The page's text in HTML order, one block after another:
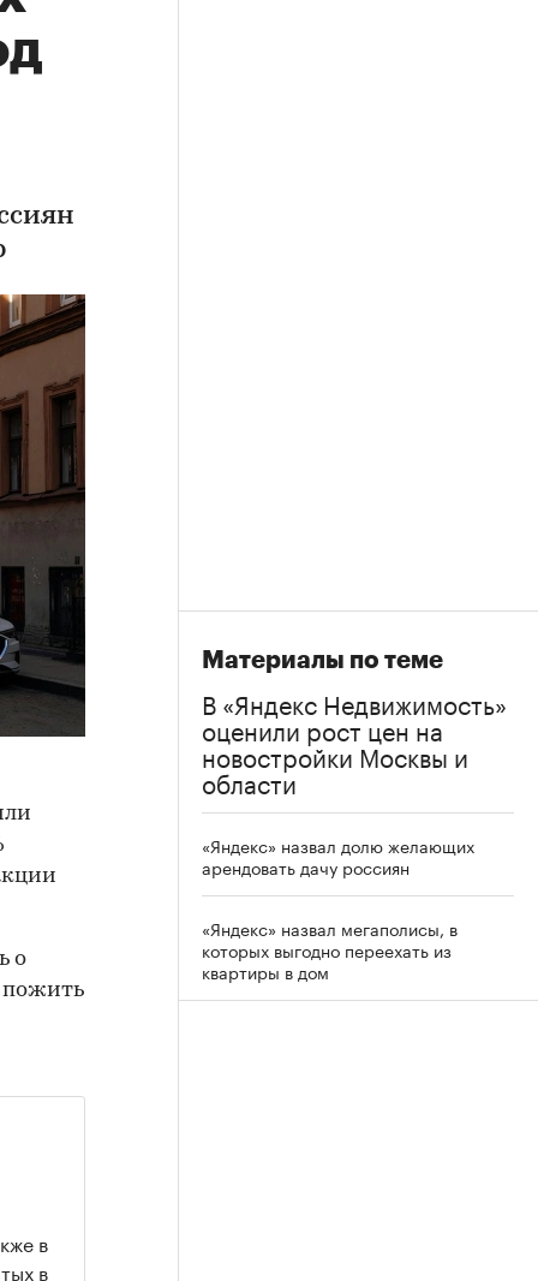
о
пожить
в
в
Материалы по теме
В «Яндекс Недвижимость»
оценили рост цен на
новостройки Москвы и
области
«Яндекс» назвал долю желающих
арендовать дачу россиян
«Яндекс» назвал мегаполисы, в
которых выгодно переехать из
квартиры в дом